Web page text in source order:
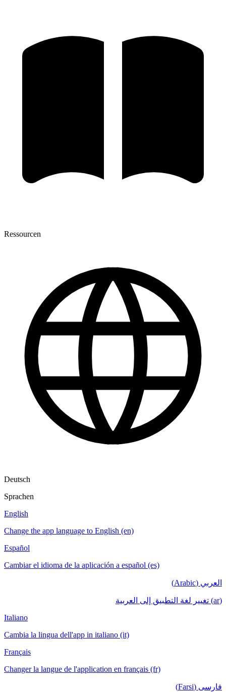
Ressourcen
Deutsch
Sprachen
English
Change the app language to English (en)
Español
Cambiar el idioma de la aplicación a español (es)
العربي (Arabic)
(ar) تغيير لغة التطبيق إلى العربية
Italiano
Cambia la lingua dell'app in italiano (it)
Français
Changer la langue de l'application en français (fr)
فارسی (Farsi)